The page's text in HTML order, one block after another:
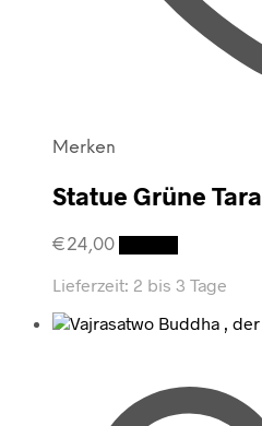
Merken
Statue Grüne Tara
€24,00
Lieferzeit: 2 bis 3 Tage